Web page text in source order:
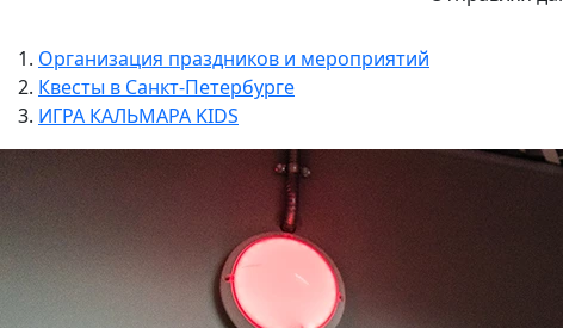
Организация праздников и мероприятий
Квесты в Санкт-Петербурге
ИГРА КАЛЬМАРА KIDS